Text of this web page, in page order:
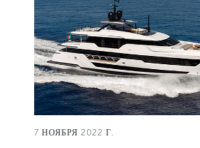
7 НОЯБРЯ 2022 Г.